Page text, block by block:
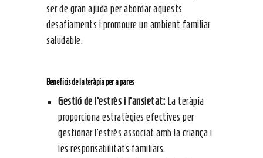
ser de gran ajuda per abordar aquests
desafiaments i promoure un ambient familiar
saludable.
Beneficis de la teràpia per a pares
Gestió de l’estrès i l’ansietat: La teràpia
proporciona estratègies efectives per
gestionar l’estrès associat amb la criança i
les responsabilitats familiars.